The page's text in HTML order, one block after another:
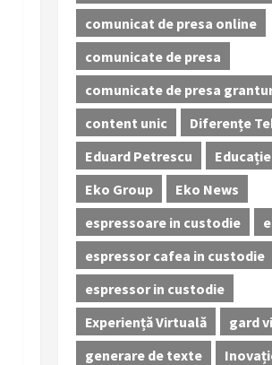
comunicat de presa online
comunicate de presa
comunicate de presa
content unic
Diferențe
Eduard Petrescu
Eko Group
Eko News
espressoare in custodie
espressor cafea in custodie
espressor in custodie
Experiență Virtuală
gard
generare de texte